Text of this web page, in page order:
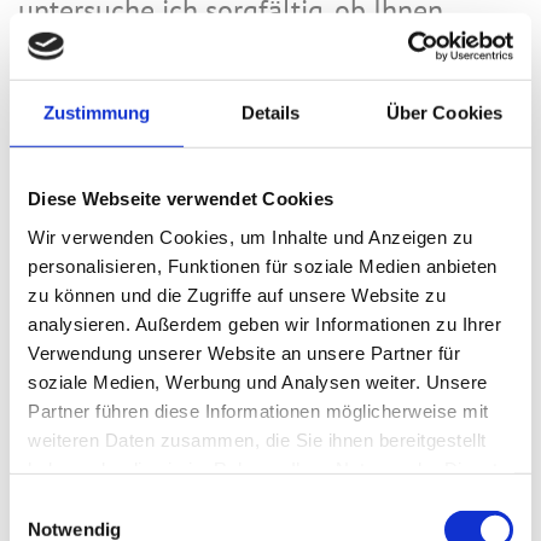
Zustimmung Details Über Cookies
Diese Webseite verwendet Cookies
Wir verwenden Cookies, um Inhalte und Anzeigen zu
personalisieren, Funktionen für soziale Medien anbieten
zu können und die Zugriffe auf unsere Website zu
analysieren. Außerdem geben wir Informationen zu Ihrer
Verwendung unserer Website an unsere Partner für
soziale Medien, Werbung und Analysen weiter. Unsere
Partner führen diese Informationen möglicherweise mit
weiteren Daten zusammen, die Sie ihnen bereitgestellt
Notwendig
untersuche ich sorgfältig, ob Ihnen
Verfahrenskostenhilfe zusteht. So
bleiben auch finanzielle Aspekte immer
im Blick.